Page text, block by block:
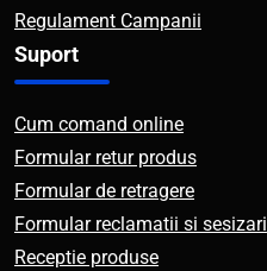
Regulament Campanii
Suport
Cum comand online
Formular retur produs
Formular de retragere
Formular reclamatii si sesizari
Receptie produse